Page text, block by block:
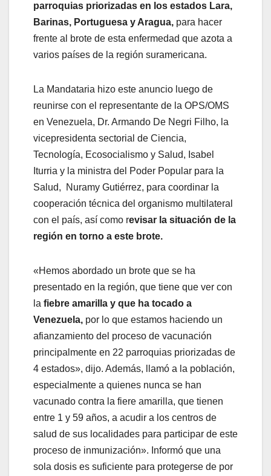
parroquias priorizadas en los estados Lara,
Barinas, Portuguesa y Aragua, para hacer
frente al brote de esta enfermedad que azota a
varios países de la región suramericana.
La Mandataria hizo este anuncio luego de
reunirse con el representante de la OPS/OMS
en Venezuela, Dr. Armando De Negri Filho, la
vicepresidenta sectorial de Ciencia,
Tecnología, Ecosocialismo y Salud, Isabel
Iturria y la ministra del Poder Popular para la
Salud, Nuramy Gutiérrez, para coordinar la
cooperación técnica del organismo multilateral
con el país, así como revisar la situación de la
región en torno a este brote.
«Hemos abordado un brote que se ha
presentado en la región, que tiene que ver con
la fiebre amarilla y que ha tocado a
Venezuela, por lo que estamos haciendo un
afianzamiento del proceso de vacunación
principalmente en 22 parroquias priorizadas de
4 estados», dijo. Además, llamó a la población,
especialmente a quienes nunca se han
vacunado contra la fiere amarilla, que tienen
entre 1 y 59 años, a acudir a los centros de
salud de sus localidades para participar de este
proceso de inmunización». Informó que una
sola dosis es suficiente para protegerse de por